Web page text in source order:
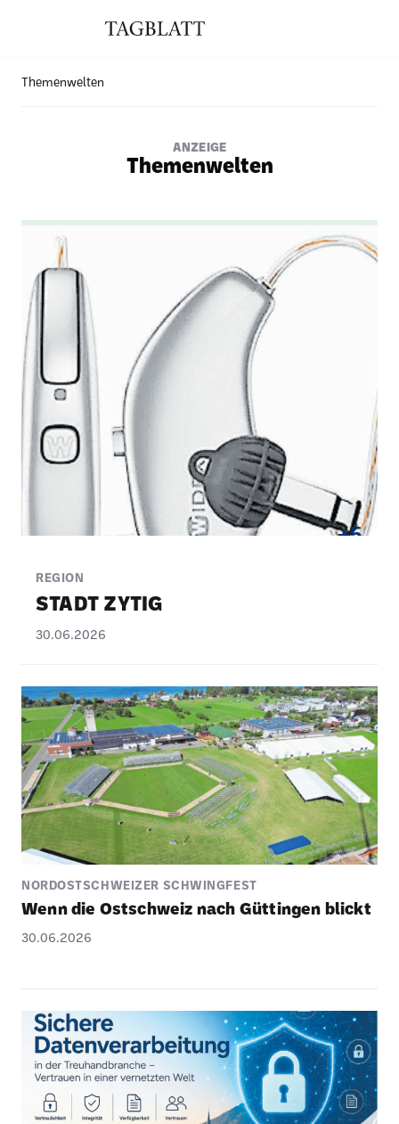
Themenwelten
ANZEIGE
Themenwelten
+5
REGION
STADT ZYTIG
30.06.2026
NORDOSTSCHWEIZER SCHWINGFEST
Wenn die Ostschweiz nach Güttingen blickt
30.06.2026